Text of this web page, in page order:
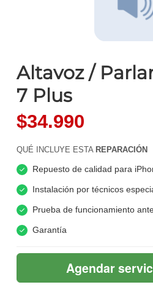
Altavoz /
7 Plus
$34.990
QUÉ INCLUYE ESTA REPARACIÓN
Repuesto de calidad para
Instalación por técnicos
Prueba de funcionamiento
Garantía
Agendar